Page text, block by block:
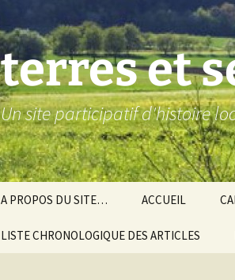
terres et
Un site participatif d'histoire
A PROPOS DU SITE… ACCUEIL
LISTE CHRONOLOGIQUE DES ARTICLES